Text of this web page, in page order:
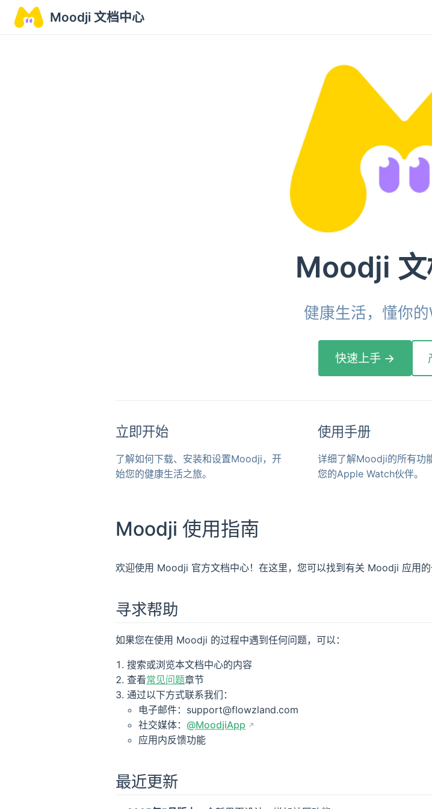
Moodji 文档中心
Moodji
健康生活，懂你
快速上手 →
立即开始
了解如何下载、安装和设置Moodji，开
始您的健康生活之旅。
使用手册
详细了解Moodji的所有功
您的Apple Watch伙伴。
Moodji 使用指南
欢迎使用 Moodji 官方文档中心！在这里，您可以找到有关 Moodji 应用的
寻求帮助
如果您在使用 Moodji 的过程中遇到任何问题，可以：
搜索或浏览本文档中心的内容
查看常见问题章节
通过以下方式联系我们：
电子邮件：support@flowzland.com
社交媒体： @MoodjiApp
应用内反馈功能
最近更新